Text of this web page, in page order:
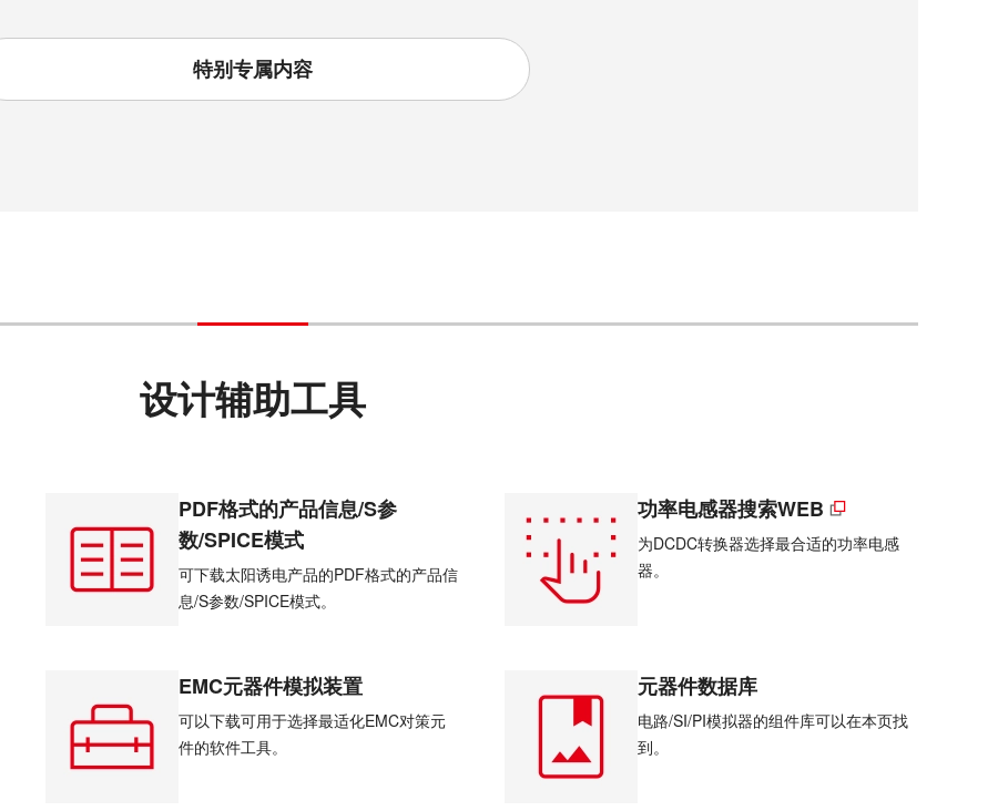
特别专属内容
设计辅助工具
PDF格式的产品信息/S参
数/SPICE模式
可下载太阳诱电产品的PDF格式的产品信
息/S参数/SPICE模式。
功率电感器搜索WEB
为DCDC转换器选择最合适的功率电感
器。
EMC元器件模拟装置
可以下载可用于选择最适化EMC对策元
件的软件工具。
元器件数据库
电路/SI/PI模拟器的组件库可以在本页找
到。